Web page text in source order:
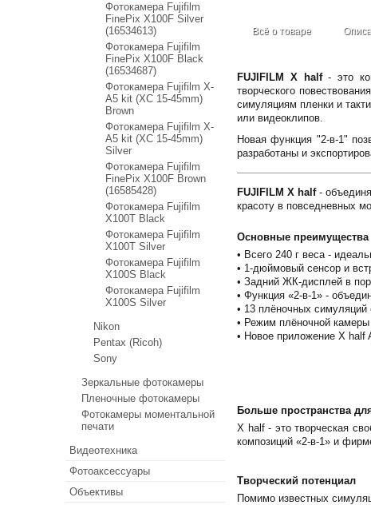
Всё о товаре
FUJIFILM X half- это
творческого
симуляциям пленки и
или видеоклипов.
Новая функция "2-в-1"
разработаны и
FUJIFILM X half-
красоту в повседневных
Основные преимущества
• Всего 240 г веса -
• 1-дюймовый сенсор и
• Задний ЖК-дисплей в
• Функция «2-в-1» -
• 13 плёночных
• Режим плёночной
• Новое приложение X half
Больше пространства
X half - это творческая
композиций «2-в-1» и
Творческий потенциал
Помимо известных
Фотокамера Fujifilm
FinePix X100F Silver
(16534613)
Фотокамера Fujifilm
FinePix X100F Black
(16534687)
Фотокамера Fujifilm X-
A5 kit (XC 15-45mm)
Brown
Фотокамера Fujifilm X-
A5 kit (XC 15-45mm)
Silver
Фотокамера Fujifilm
FinePix X100F Brown
(16585428)
Фотокамера Fujifilm
X100T Black
Фотокамера Fujifilm
X100T Silver
Фотокамера Fujifilm
X100S Black
Фотокамера Fujifilm
X100S Silver
Nikon
Pentax (Ricoh)
Sony
Зеркальные фотокамеры
Пленочные фотокамеры
Фотокамеры моментальной
печати
Видеотехника
Фотоаксессуары
Объективы